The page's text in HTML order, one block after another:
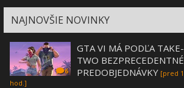
NAJNOVŠIE NOVINKY
6
GTA VI MÁ PODĽA TAKE-
TWO BEZPRECEDENTNÉ
PREDOBJEDNÁVKY [pred 1
hod.]